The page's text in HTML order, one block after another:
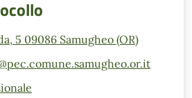
5 09086 Samugheo (OR)